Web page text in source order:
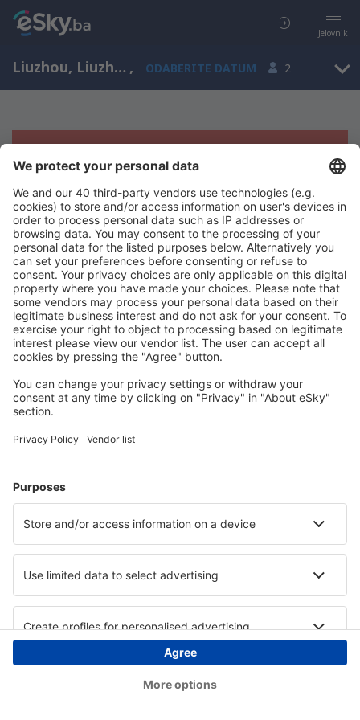
Jelovnik
Liuzhou, Liuzhou Airport, Guangxi, Kina (LZH) , ODABERITE DATUM 2
Žao nam je, ne možemo da prikažemo
rezultate
Pokušajte još jednom kad izaberete druge kriterijume
Copyright © eSky.ba. Sva prava zadržana.